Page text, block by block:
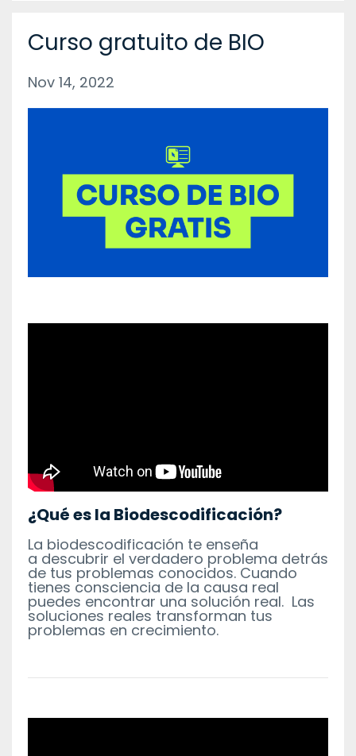
Curso gratuito de BIO
Nov 14, 2022
¿Qué es la Biodescodificación?
La biodescodificación te enseña
a descubrir el verdadero problema detrás
de tus problemas conocidos. Cuando
tienes consciencia de la causa real
puedes encontrar una solución real. Las
soluciones reales transforman tus
problemas en crecimiento.